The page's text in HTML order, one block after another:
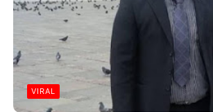
VIRAL